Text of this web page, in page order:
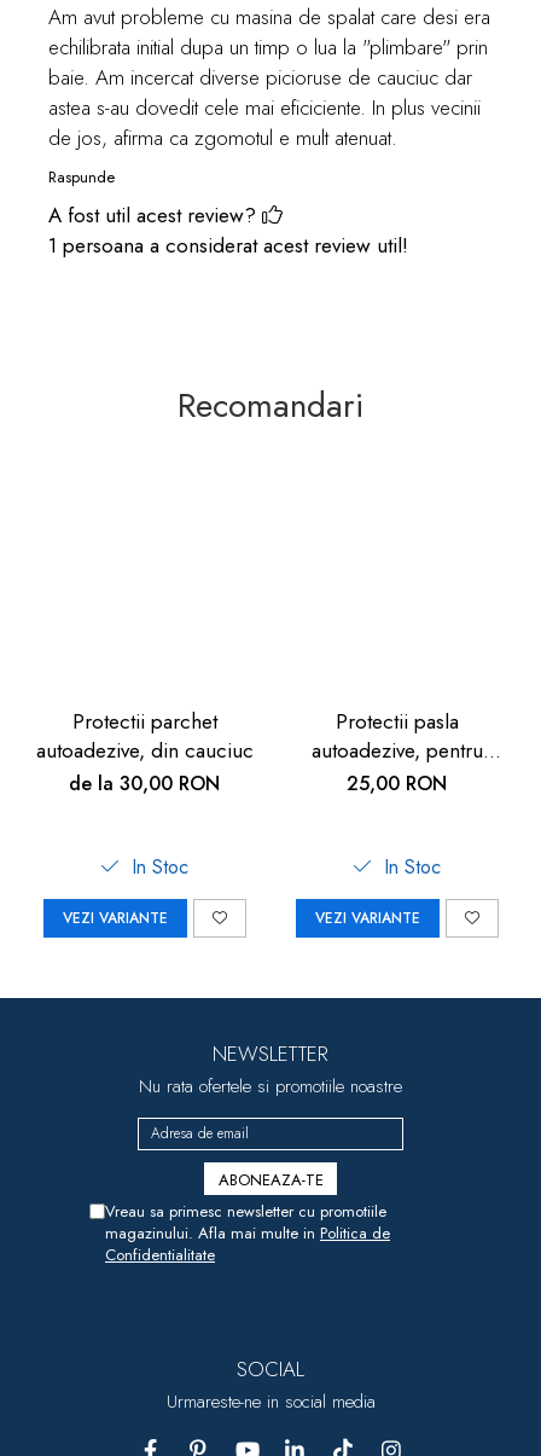
Am avut probleme cu masina de spalat care desi era
echilibrata initial dupa un timp o lua la "plimbare" prin
baie. Am incercat diverse picioruse de cauciuc dar
astea s-au dovedit cele mai eficiciente. In plus vecinii
de jos, afirma ca zgomotul e mult atenuat.
Raspunde
A fost util acest review?
1 persoana a considerat acest review util!
Recomandari
Protectii parchet
autoadezive, din cauciuc
de la 30,00 RON
In Stoc
VEZI VARIANTE
Protectii pasla
autoadezive, pentru
mobilier, negre
25,00 RON
In Stoc
VEZI VARIANTE
NEWSLETTER
Nu rata ofertele si promotiile noastre
Vreau sa primesc newsletter cu promotiile
magazinului. Afla mai multe in Politica de
Confidentialitate
SOCIAL
Urmareste-ne in social media